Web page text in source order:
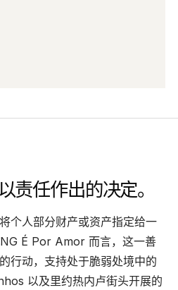
责任作出的决定。
个人部分财产或资产指定给一
É Por Amor 而言，这一善
行动，支持处于脆弱处境中的
以及里约热内卢街头开展的